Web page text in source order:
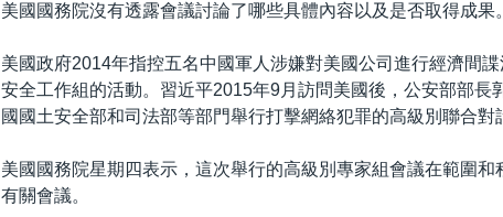
美國國務院沒有透露會議討論了哪些具體內容以及是否取得成果。
美國政府2014年指控五名中國軍人涉嫌對美國公司進行經濟間
安全工作組的活動。習近平2015年9月訪問美國後，公安部部長
國國土安全部和司法部等部門舉行打擊網絡犯罪的高級別聯合對
美國國務院星期四表示，這次舉行的高級別專家組會議在範圍
有關會議。